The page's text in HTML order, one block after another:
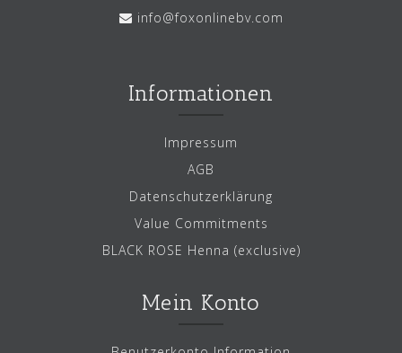
info@foxonlinebv.com
Informationen
Impressum
AGB
Datenschutzerklärung
Value Commitments
BLACK ROSE Henna (exclusive)
Mein Konto